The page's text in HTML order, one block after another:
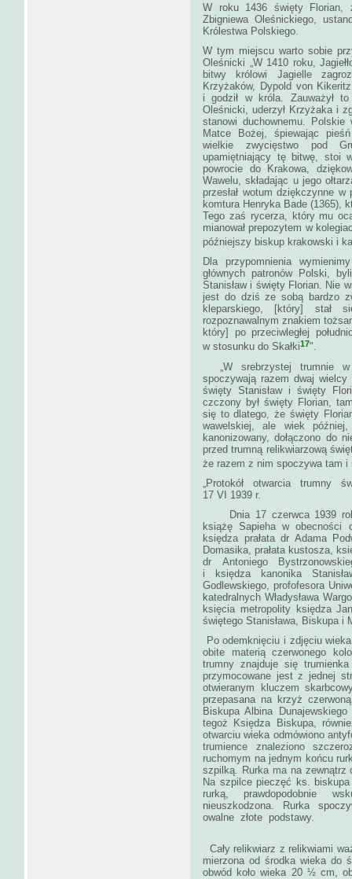
W roku 1436 święty Florian,
Zbigniewa Oleśnickiego,
Królestwa Polskiego.
W tym miejscu warto sobie
Oleśnicki
„W 1410 roku,
bitwy królowi Jagielle
Krzyżaków, Dypold von
i godził w króla. Zauważył
Oleśnicki, uderzył Krzyżaka i
stanowi duchownemu.
Matce Bożej, śpiewając
wielkie zwycięstwo pod
upamiętniający tę bitwę, stoi
powrocie do Krakowa,
Wawelu, składając u jego
przesłał wotum dziękczynne
komtura Henryka Bade (1365),
Tego zaś rycerza, który mu
mianował prepozytem w
późniejszy biskup krakowski i
Dla przypomnienia
głównych patronów Polski,
Stanisław i święty Florian. Nie
jest do dziś ze sobą bardzo
kleparskiego, [który] stał
rozpoznawalnym znakiem
który] po przeciwległej
w stosunku do Skałki17
„W srebrzystej trumnie w
spoczywają razem dwaj
święty Stanisław i święty
czczony był święty Florian,
się to dlatego, że święty
wawelskiej, ale wiek
kanonizowany, dołączono do
przed trumną relikwia­rzową
że razem z nim spoczywa tam i
„Protokół otwarcia trumny
17 VI 1939 r.
Dnia 17 czerwca 1939
książę Sapieha w obecności
księdza prałata dr Adama
Domasika, prałata kustosza,
dr Antoniego
i księdza kanonika
Godlewskiego, profofesora
katedralnych Władysława
księcia metropolity księdza
świętego Stanisława,
Po odemknięciu i zdjęciu
obite materią czerwonego
trumny znajduje się
przymocowane jest z jednej
otwieranym kluczem
przepasana na krzyż
Biskupa Albina
tegoż Księdza Biskupa,
otwarciu wieka odmówiono
trumience znaleziono
ruchomym na jednym końcu
szpilką. Rurka ma na zewnątrz
Na szpilce pieczęć ks.
rurką, prawdopodobnie
nieuszkodzona. Rurka
owalne
Cały relikwiarz z relikwiami
mierzona od środka wieka do
obwód koło wieka 20 ½ cm,